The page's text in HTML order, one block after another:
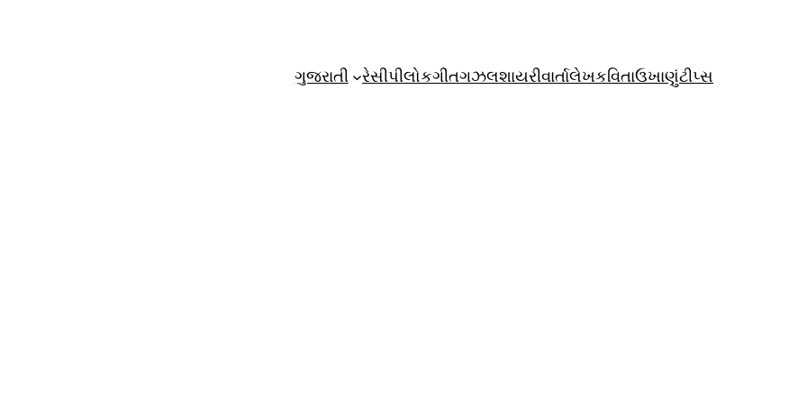
ગુજરાતી રેસીપીલોકગીતગઝલશાયરીવાર્તાલેખકવિતાઉખાણુંટીપ્સ